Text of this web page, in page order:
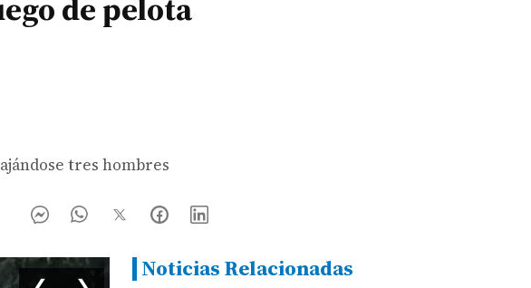
de pelota
tres hombres
Noticias Relacionadas